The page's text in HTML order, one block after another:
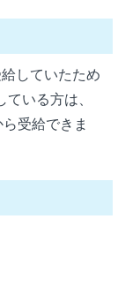
していたため
いる方は、
受給できま